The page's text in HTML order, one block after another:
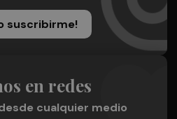
suscribirme!
en redes
cualquier medio